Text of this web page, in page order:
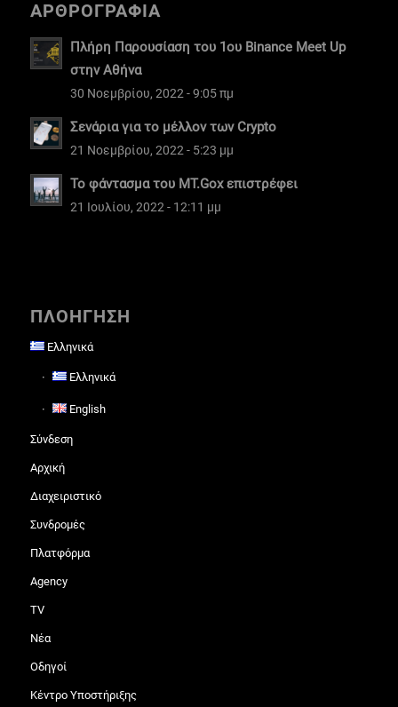
ΑΡΘΡΟΓΡΑΦΙΑ
Πλήρη Παρουσίαση του 1ου Binance Meet Up
στην Αθήνα
30 Νοεμβρίου, 2022 - 9:05 πμ
Σενάρια για το μέλλον των Crypto
21 Νοεμβρίου, 2022 - 5:23 μμ
Το φάντασμα του MT.Gox επιστρέφει
21 Ιουλίου, 2022 - 12:11 μμ
ΠΛΟΗΓΗΣΗ
Ελληνικά
Ελληνικά
English
Σύνδεση
Αρχική
Διαχειριστικό
Συνδρομές
Πλατφόρμα
Agency
TV
Νέα
Οδηγοί
Κέντρο Υποστήριξης